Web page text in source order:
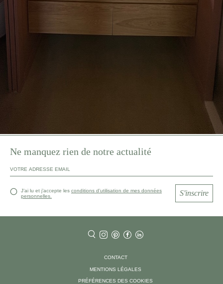
Ne manquez rien de notre actualité
J’ai lu et j’accepte les conditions d’utilisation de mes données
personnelles.
S'inscrire
CONTACT
MENTIONS LÉGALES
PRÉFÉRENCES DES COOKIES